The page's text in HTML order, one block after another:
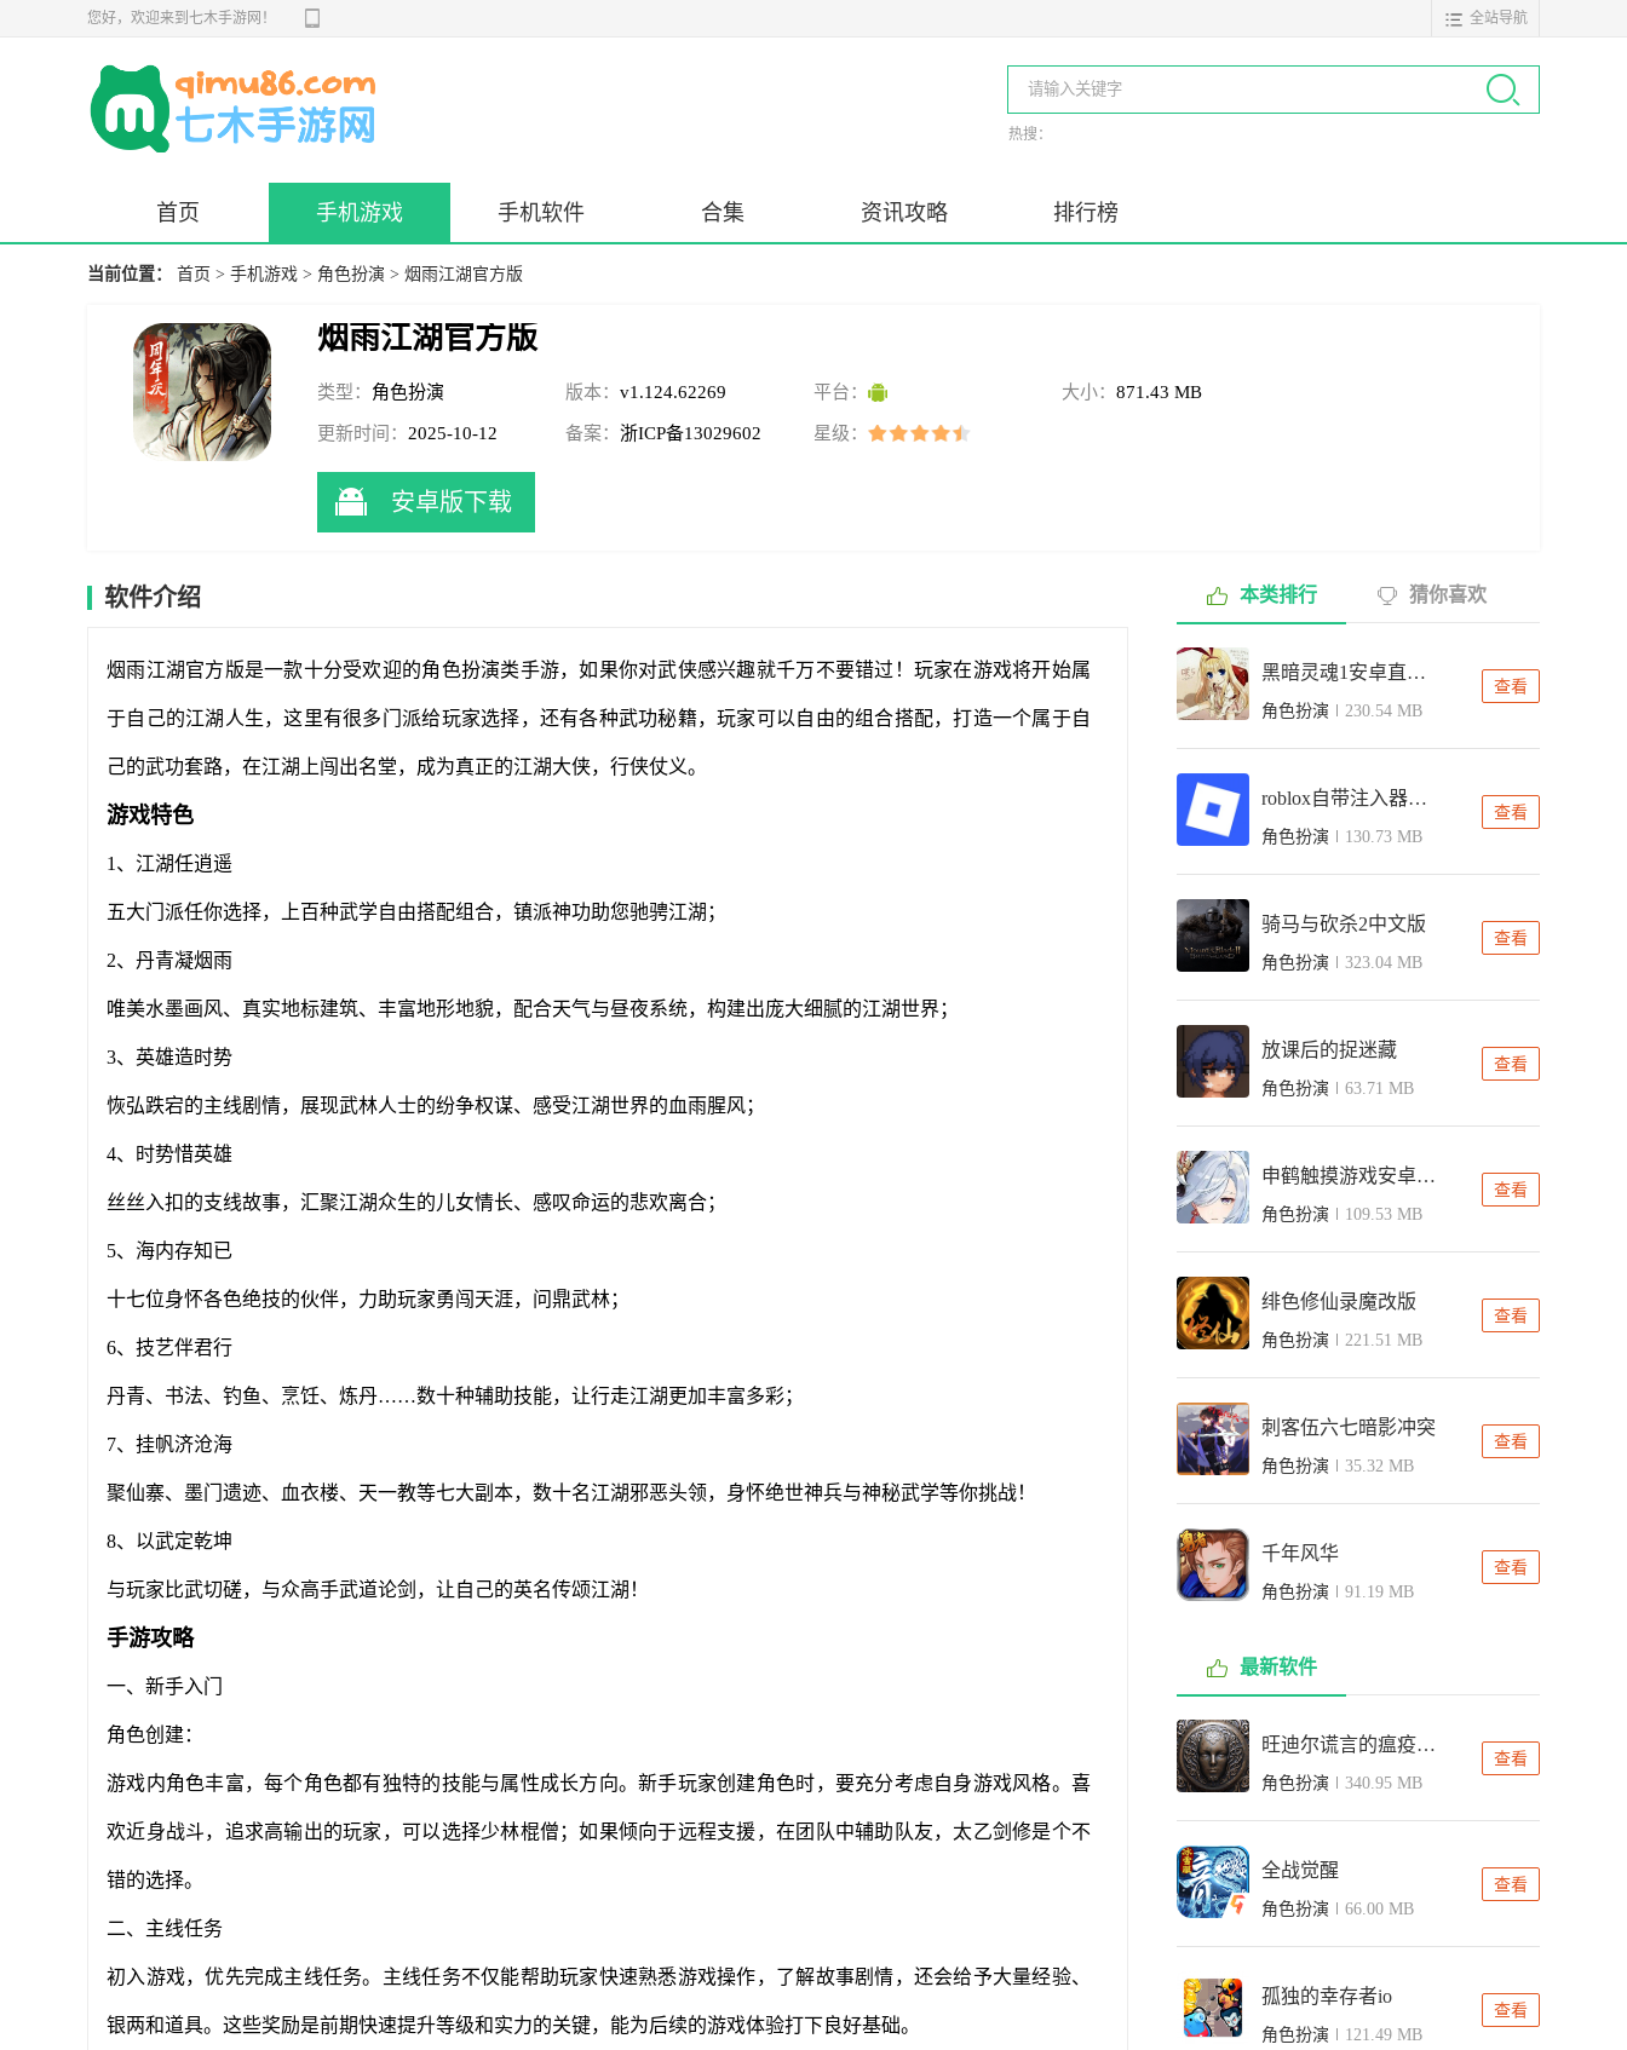
您好，欢迎来到七木手游网！ 全站导航
热搜：
首页 手机游戏 手机软件 合集 资讯攻略 排行榜
当前位置： 首页 > 手机游戏 > 角色扮演 > 烟雨江湖官方版
烟雨江湖官方版
类型： 角色扮演 版本： v1.124.62269 平台： 大小： 871.43 MB
更新时间： 2025-10-12
11:24:45
备案： 浙ICP备13029602 星级：
安卓版下载
软件介绍
烟雨江湖官方版是一款十分受欢迎的角色扮演类手游，如果你对武侠感兴趣就千万不要错过！玩家在游戏将开始属
于自己的江湖人生，这里有很多门派给玩家选择，还有各种武功秘籍，玩家可以自由的组合搭配，打造一个属于自
己的武功套路，在江湖上闯出名堂，成为真正的江湖大侠，行侠仗义。
游戏特色
1、江湖任逍遥
五大门派任你选择，上百种武学自由搭配组合，镇派神功助您驰骋江湖；
2、丹青凝烟雨
唯美水墨画风、真实地标建筑、丰富地形地貌，配合天气与昼夜系统，构建出庞大细腻的江湖世界；
3、英雄造时势
恢弘跌宕的主线剧情，展现武林人士的纷争权谋、感受江湖世界的血雨腥风；
4、时势惜英雄
丝丝入扣的支线故事，汇聚江湖众生的儿女情长、感叹命运的悲欢离合；
5、海内存知已
十七位身怀各色绝技的伙伴，力助玩家勇闯天涯，问鼎武林；
6、技艺伴君行
丹青、书法、钓鱼、烹饪、炼丹……数十种辅助技能，让行走江湖更加丰富多彩；
7、挂帆济沧海
聚仙寨、墨门遗迹、血衣楼、天一教等七大副本，数十名江湖邪恶头领，身怀绝世神兵与神秘武学等你挑战！
8、以武定乾坤
与玩家比武切磋，与众高手武道论剑，让自己的英名传颂江湖！
手游攻略
一、新手入门
角色创建：
游戏内角色丰富，每个角色都有独特的技能与属性成长方向。新手玩家创建角色时，要充分考虑自身游戏风格。喜
欢近身战斗，追求高输出的玩家，可以选择少林棍僧；如果倾向于远程支援，在团队中辅助队友，太乙剑修是个不
错的选择。
二、主线任务
初入游戏，优先完成主线任务。主线任务不仅能帮助玩家快速熟悉游戏操作，了解故事剧情，还会给予大量经验、
银两和道具。这些奖励是前期快速提升等级和实力的关键，能为后续的游戏体验打下良好基础。
本类排行 猜你喜欢
黑暗灵魂1安卓直装冷狐版
角色扮演 230.54 MB
查看
roblox自带注入器最新版
角色扮演 130.73 MB
查看
骑马与砍杀2中文版
角色扮演 323.04 MB
查看
放课后的捉迷藏
角色扮演 63.71 MB
查看
申鹤触摸游戏安卓版直装
角色扮演 109.53 MB
查看
绯色修仙录魔改版
角色扮演 221.51 MB
查看
刺客伍六七暗影冲突
角色扮演 35.32 MB
查看
千年风华
角色扮演 91.19 MB
查看
最新软件
旺迪尔谎言的瘟疫中文版
角色扮演 340.95 MB
查看
全战觉醒
角色扮演 66.00 MB
查看
孤独的幸存者io
角色扮演 121.49 MB
查看